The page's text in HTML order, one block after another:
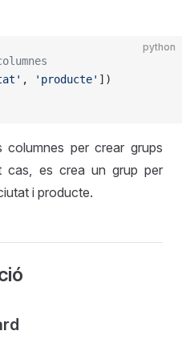
python
, 'producte' ])
columnes per crear grups
cas, es crea un grup per
i producte.